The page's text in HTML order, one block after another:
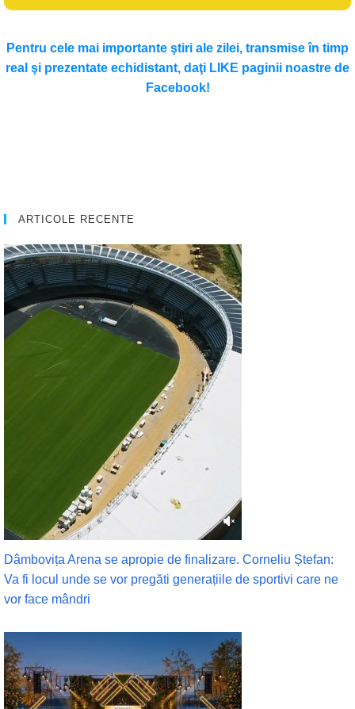
Pentru cele mai importante ştiri ale zilei, transmise în timp
real şi prezentate echidistant, daţi LIKE paginii noastre de
Facebook!
ARTICOLE RECENTE
Dâmbovița Arena se apropie de finalizare. Corneliu Ștefan:
Va fi locul unde se vor pregăti generațiile de sportivi care ne
vor face mândri